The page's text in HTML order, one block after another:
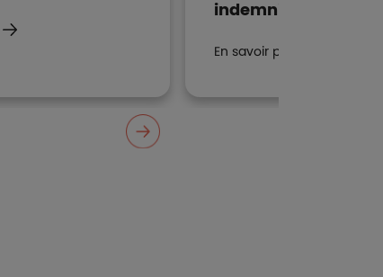
indemnités ?
En savoir plus